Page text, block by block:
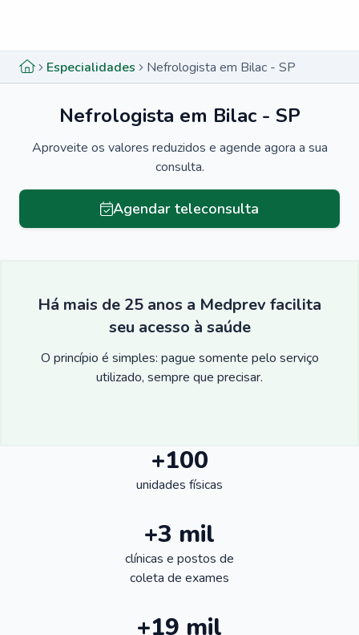
Especialidades Nefrologista em Bilac - SP
Nefrologista em Bilac - SP
Aproveite os valores reduzidos e agende agora a sua
consulta.
Agendar teleconsulta
Há mais de 25 anos a Medprev facilita
seu acesso à saúde
O princípio é simples: pague somente pelo serviço
utilizado, sempre que precisar.
+100
unidades físicas
+3 mil
clínicas e postos de
coleta de exames
+19 mil